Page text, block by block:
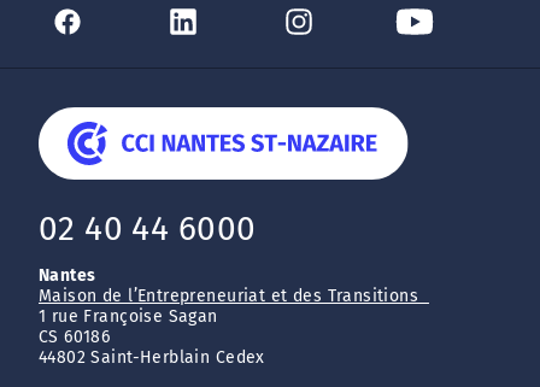
02 40 44 6000
Nantes
Maison de l’Entrepreneuriat et des Transitions
1 rue Françoise Sagan
CS 60186
44802 Saint-Herblain Cedex